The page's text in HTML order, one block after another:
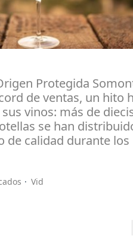
Protegida
de ventas, un hito
vinos: más de
se han
de calidad durante
Vid